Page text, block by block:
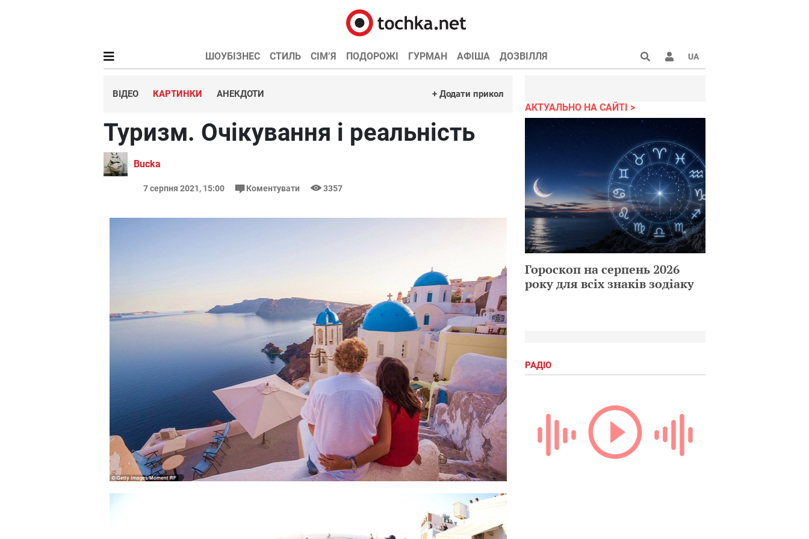
ШОУБІЗНЕС СТИЛЬ СІМ’Я ПОДОРОЖІ ГУРМАН АФІША ДОЗВІЛЛЯ UA
ВІДЕО КАРТИНКИ АНЕКДОТИ + Додати прикол
Туризм. Очікування і реальність
Bucka
7 серпня 2021, 15:00 Коментувати 3357
АКТУАЛЬНО НА САЙТІ
Гороскоп на серпень 2026
року для всіх знаків зодіаку
РАДІО